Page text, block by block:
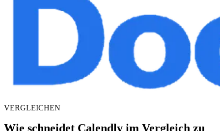
VERGLEICHEN
Wie schneidet Calendly im Vergleich zu